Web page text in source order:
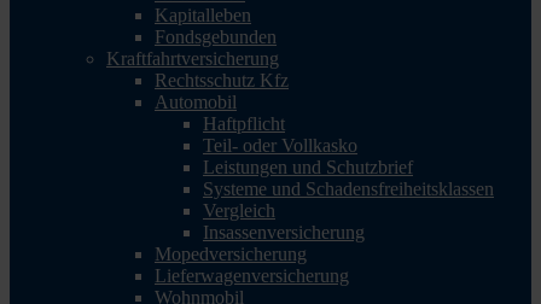
Kapitalleben
Fondsgebunden
Kraftfahrtversicherung
Rechtsschutz Kfz
Automobil
Haftpflicht
Teil- oder Vollkasko
Leistungen und Schutzbrief
Systeme und Schadensfreiheitsklassen
Vergleich
Insassenversicherung
Mopedversicherung
Lieferwagenversicherung
Wohnmobil